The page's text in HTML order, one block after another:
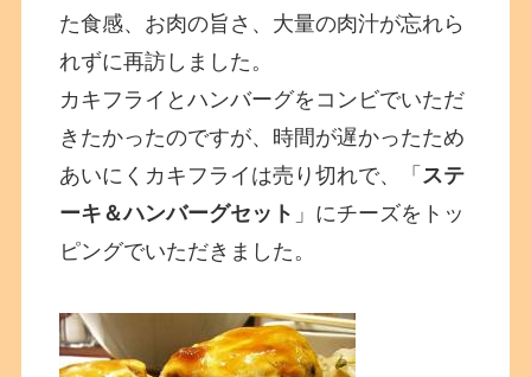
た食感、お肉の旨さ、大量の肉汁が忘れら
れずに再訪しました。
カキフライとハンバーグをコンビでいただ
きたかったのですが、時間が遅かったため
あいにくカキフライは売り切れで、「 ステ
ーキ＆ハンバーグセット 」にチーズをトッ
ピングでいただきました。